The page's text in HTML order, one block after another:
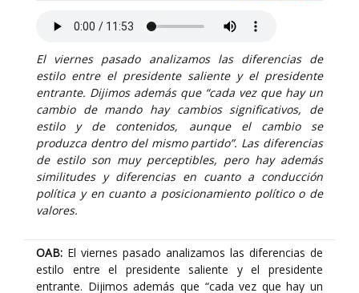
El viernes pasado analizamos las diferencias de
estilo entre el presidente saliente y el presidente
entrante. Dijimos además que “cada vez que hay un
cambio de mando hay cambios significativos, de
estilo y de contenidos, aunque el cambio se
produzca dentro del mismo partido”. Las diferencias
de estilo son muy perceptibles, pero hay además
similitudes y diferencias en cuanto a conducción
política y en cuanto a posicionamiento político o de
valores.
OAB: El viernes pasado analizamos las diferencias de
estilo entre el presidente saliente y el presidente
entrante. Dijimos además que “cada vez que hay un